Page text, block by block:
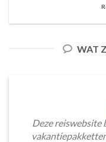
WAT
Deze reiswebsite